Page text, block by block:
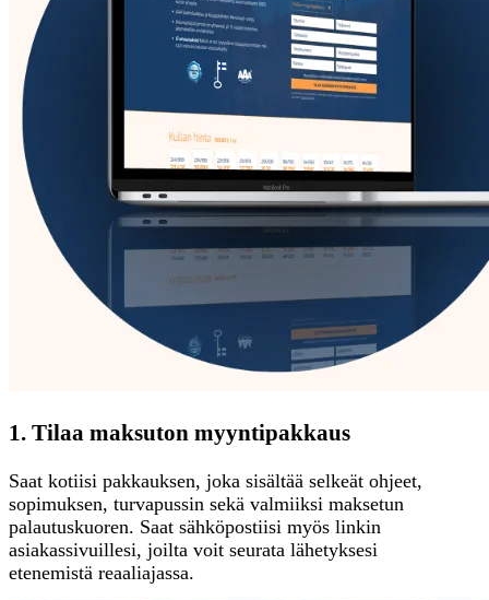
1. Tilaa maksuton myyntipakkaus
Saat kotiisi pakkauksen, joka sisältää selkeät ohjeet,
sopimuksen, turvapussin sekä valmiiksi maksetun
palautuskuoren. Saat sähköpostiisi myös linkin
asiakassivuillesi, joilta voit seurata lähetyksesi
etenemistä reaaliajassa.